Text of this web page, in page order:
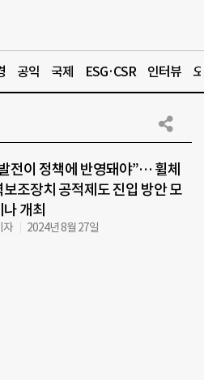
공익 국제 ESG·CSR 인터뷰
전이 정책에 반영돼야”… 휠체
보조장치 공적제도 진입 방안 모
개최
자 2024년 8월 27일